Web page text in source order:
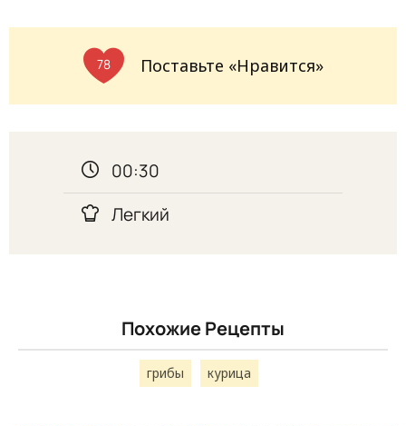
78 Поставьте «Нравится»
00:30
Легкий
Похожие Рецепты
грибы курица